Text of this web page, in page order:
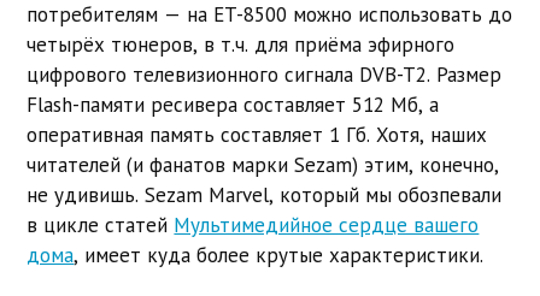
потребителям — на ET-8500 можно использовать до
четырёх тюнеров, в т.ч. для приёма эфирного
цифрового телевизионного сигнала DVB-T2. Размер
Flash-памяти ресивера составляет 512 Мб, а
оперативная память составляет 1 Гб. Хотя, наших
читателей (и фанатов марки Sezam) этим, конечно,
не удивишь. Sezam Marvel, который мы обозпевали
в цикле статей Мультимедийное сердце вашего
дома, имеет куда более крутые характеристики.